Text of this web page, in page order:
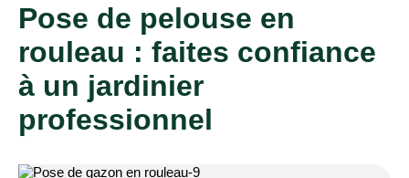
Pose de pelouse en
rouleau : faites confiance
à un jardinier
professionnel